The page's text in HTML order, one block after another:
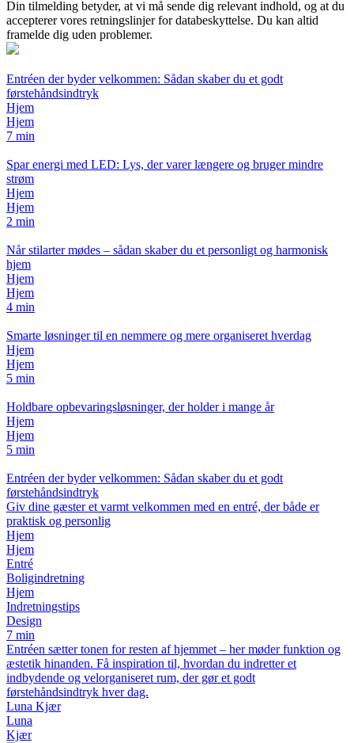
Din tilmelding betyder, at vi må sende dig relevant indhold, og at du
accepterer vores retningslinjer for databeskyttelse. Du kan altid
framelde dig uden problemer.
Entréen der byder velkommen: Sådan skaber du et godt
førstehåndsindtryk
Hjem
Hjem
7 min
Spar energi med LED: Lys, der varer længere og bruger mindre
strøm
Hjem
Hjem
2 min
Når stilarter mødes – sådan skaber du et personligt og harmonisk
hjem
Hjem
Hjem
4 min
Smarte løsninger til en nemmere og mere organiseret hverdag
Hjem
Hjem
5 min
Holdbare opbevaringsløsninger, der holder i mange år
Hjem
Hjem
5 min
Entréen der byder velkommen: Sådan skaber du et godt
førstehåndsindtryk
Giv dine gæster et varmt velkommen med en entré, der både er
praktisk og personlig
Hjem
Hjem
Entré
Boligindretning
Hjem
Indretningstips
Design
7 min
Entréen sætter tonen for resten af hjemmet – her møder funktion og
æstetik hinanden. Få inspiration til, hvordan du indretter et
indbydende og velorganiseret rum, der gør et godt
førstehåndsindtryk hver dag.
Luna Kjær
Luna
Kjær